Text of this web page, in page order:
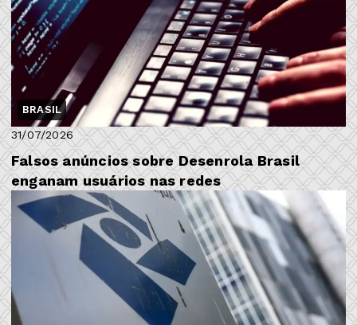
BRASIL
31/07/2026
Falsos anúncios sobre Desenrola Brasil
enganam usuários nas redes